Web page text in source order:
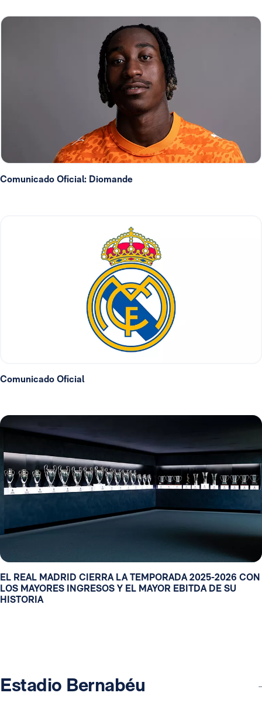
Comunicado Oficial: Diomande
Comunicado Oficial
EL REAL MADRID CIERRA LA TEMPORADA 2025-2026 CON
LOS MAYORES INGRESOS Y EL MAYOR EBITDA DE SU
HISTORIA
Estadio Bernabéu